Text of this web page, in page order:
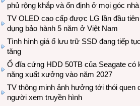
phủ rộng khắp và ổn định ở mọi góc nhà
TV OLED cao cấp được LG lần đầu
dụng bảo hành 5 năm ở Việt Nam
Tình hình giá ổ lưu trữ SSD đang tiếp tục
tăng
Ổ đĩa cứng HDD 50TB của Seagate có
năng xuất xưởng vào năm 2027
TV thông minh ảnh hưởng tới thói quen
người xem truyền hình